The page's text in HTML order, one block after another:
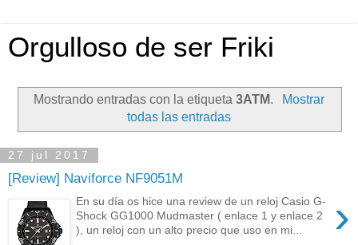
Orgulloso de ser Friki
Mostrando entradas con la etiqueta3ATM.
Mostrar
todas las entradas
27 jul 2017
[Review] Naviforce NF9051M
›
En su día os hice una review de un reloj Casio G-
Shock GG1000 Mudmaster ( enlace 1 y enlace 2
), un reloj con un alto precio que uso en mi...